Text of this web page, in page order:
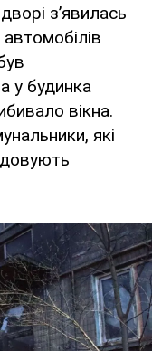
з’явилась
у будинка
вікна.
які